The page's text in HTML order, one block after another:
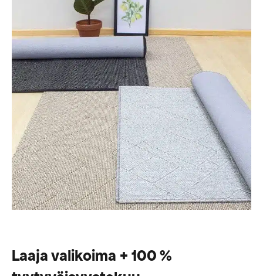
Laaja valikoima + 100 %